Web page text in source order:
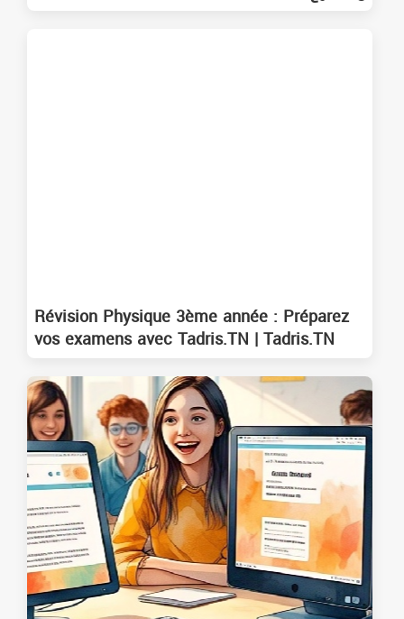
Révision Physique 3ème année : Préparez
vos examens avec Tadris.TN | Tadris.TN